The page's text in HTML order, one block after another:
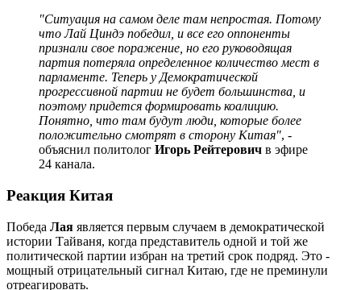
"Ситуация на самом деле там непростая. Потому
что Лай Циндэ победил, и все его оппоненты
признали свое поражение, но его руководящая
партия потеряла определенное количество мест в
парламенте. Теперь у Демократической
прогрессивной партии не будет большинства, и
поэтому придется формировать коалицию.
Понятно, что там будут люди, которые более
положительно смотрят в сторону Китая", -
объяснил политолог Игорь Рейтерович в эфире
24 канала.
Реакция Китая
Победа Лая является первым случаем в демократической
истории Тайваня, когда представитель одной и той же
политической партии избран на третий срок подряд. Это -
мощный отрицательный сигнал Китаю, где не преминули
отреагировать.